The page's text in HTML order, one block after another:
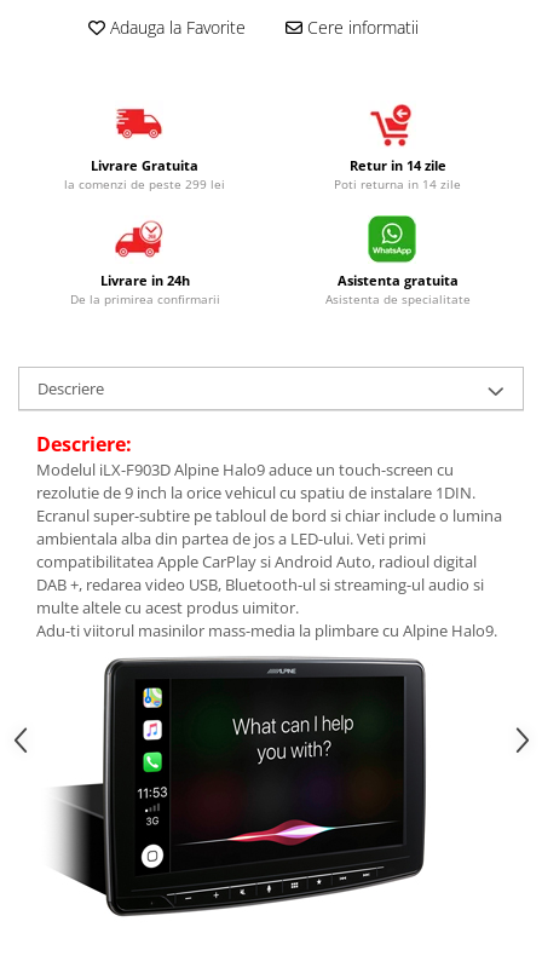
Adauga la Favorite Cere informatii
Livrare Gratuita
la comenzi de peste 299 lei
Retur in 14 zile
Poti returna in 14 zile
Livrare in 24h
De la primirea confirmarii
Asistenta gratuita
Asistenta de specialitate
Descriere
Descriere:
Modelul iLX-F903D Alpine Halo9 aduce un touch-screen cu
rezolutie de 9 inch la orice vehicul cu spatiu de instalare 1DIN.
Ecranul super-subtire pe tabloul de bord si chiar include o lumina
ambientala alba din partea de jos a LED-ului. Veti primi
compatibilitatea Apple CarPlay si Android Auto, radioul digital
DAB +, redarea video USB, Bluetooth-ul si streaming-ul audio si
multe altele cu acest produs uimitor.
Adu-ti viitorul masinilor mass-media la plimbare cu Alpine Halo9.